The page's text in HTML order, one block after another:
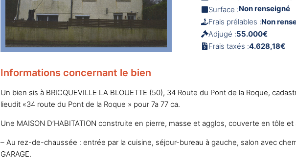
Surface :Non renseigné
Frais prélables :Non
Adjugé :55.000€
Frais taxés :4.628,18€
Informations concernant le bien
Un bien sis à BRICQUEVILLE LA BLOUETTE (50), 34 Route du Pont de la Roque,
lieudit «34 route du Pont de la Roque » pour 7a 77 ca.
Une MAISON D’HABITATION construite en pierre, masse et agglos, couverte en tôle
– Au rez-de-chaussée : entrée par la cuisine, séjour-bureau à gauche, salon avec
GARAGE.